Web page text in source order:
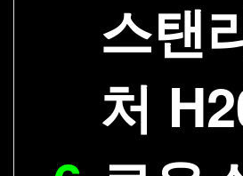
스탠
처